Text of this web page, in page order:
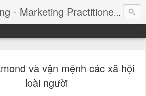
Doan Dinh Hoang - Marketing Practitioner
và vận mệnh các xã hội
loài người